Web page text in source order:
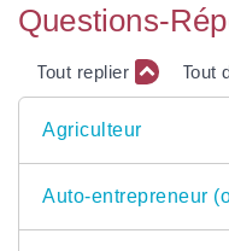
Questions-
Tout replier Tout
Agriculteur
Auto-entrepreneur